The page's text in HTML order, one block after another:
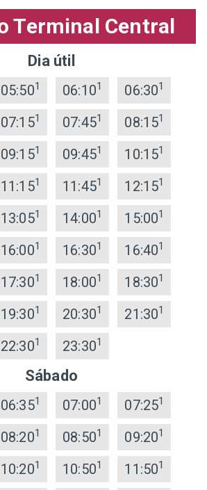
Terminal Central
Dia útil
05:501 06:101 06:301
07:151 07:451 08:151
09:151 09:451 10:151
11:151 11:451 12:151
13:051 14:001 15:001
16:001 16:301 16:401
17:301 18:001 18:301
19:301 20:301 21:301
22:301 23:301
Sábado
06:351 07:001 07:251
08:201 08:501 09:201
10:201 10:501 11:501